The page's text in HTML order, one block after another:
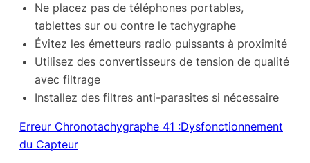
Ne placez pas de téléphones portables,
tablettes sur ou contre le tachygraphe
Évitez les émetteurs radio puissants à proximité
Utilisez des convertisseurs de tension de qualité
avec filtrage
Installez des filtres anti-parasites si nécessaire
Erreur Chronotachygraphe 41 :Dysfonctionnement
du Capteur